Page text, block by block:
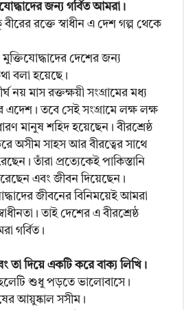
জন্য গর্বিত আমরা।
রক্তে স্বাধীন এ দেশ গল্প থেকে
মুক্তিযোদ্ধাদের দেশের জন্য
বলা হয়েছে।
নয় মাস রক্তক্ষয়ী সংগ্রামের মধ্য
এদেশ। তবে সেই সংগ্রামে লক্ষ লক্ষ
মানুষ শহিদ হয়েছেন। বীরশ্রেষ্ঠ
অসীম সাহস আর বীরত্বের সাথে
তাঁরা প্রত্যেকেই পাকিস্তানি
এবং জীবন দিয়েছেন।
জীবনের বিনিময়েই আমরা
তাই দেশের এ বীরশ্রেষ্ঠ
গর্বিত।
তা দিয়ে একটি করে বাক্য লিখি।
শুধু পড়তে ভালোবাসে।
আয়ুষ্কাল সসীম।